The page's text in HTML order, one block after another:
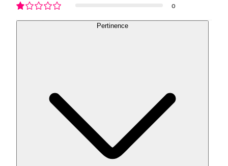
0
Pertinence